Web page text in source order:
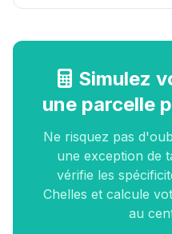
Simulez
une parcelle
Ne risquez pas
une exception de
vérifie les
Chelles et calcule
au